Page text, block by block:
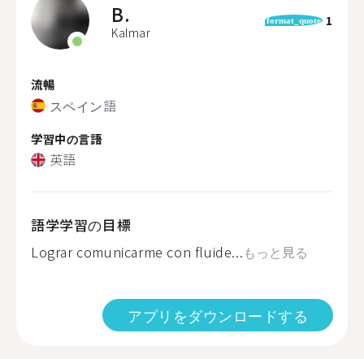
B.
Kalmar
format_quote 1
流暢
スペイン語
学習中の言語
英語
語学学習の目標
Lograr comunicarme con fluide...もっと見る
アプリをダウンロードする